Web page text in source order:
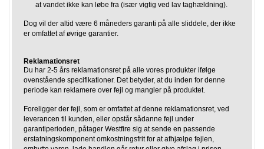
at vandet ikke kan løbe fra (især vigtig ved lav taghældning).
Dog vil der altid være 6 måneders garanti på alle sliddele, der ikke
er omfattet af øvrige garantier.
Reklamationsret
Du har 2-5 års reklamationsret på alle vores produkter ifølge
ovenstående specifikationer. Det betyder, at du inden for denne
periode kan reklamere over fejl og mangler på produktet.
Foreligger der fejl, som er omfattet af denne reklamationsret, ved
leverancen til kunden, eller opstår sådanne fejl under
garantiperioden, påtager Westfire sig at sende en passende
erstatningskomponent omkostningsfrit for at afhjælpe fejlen,